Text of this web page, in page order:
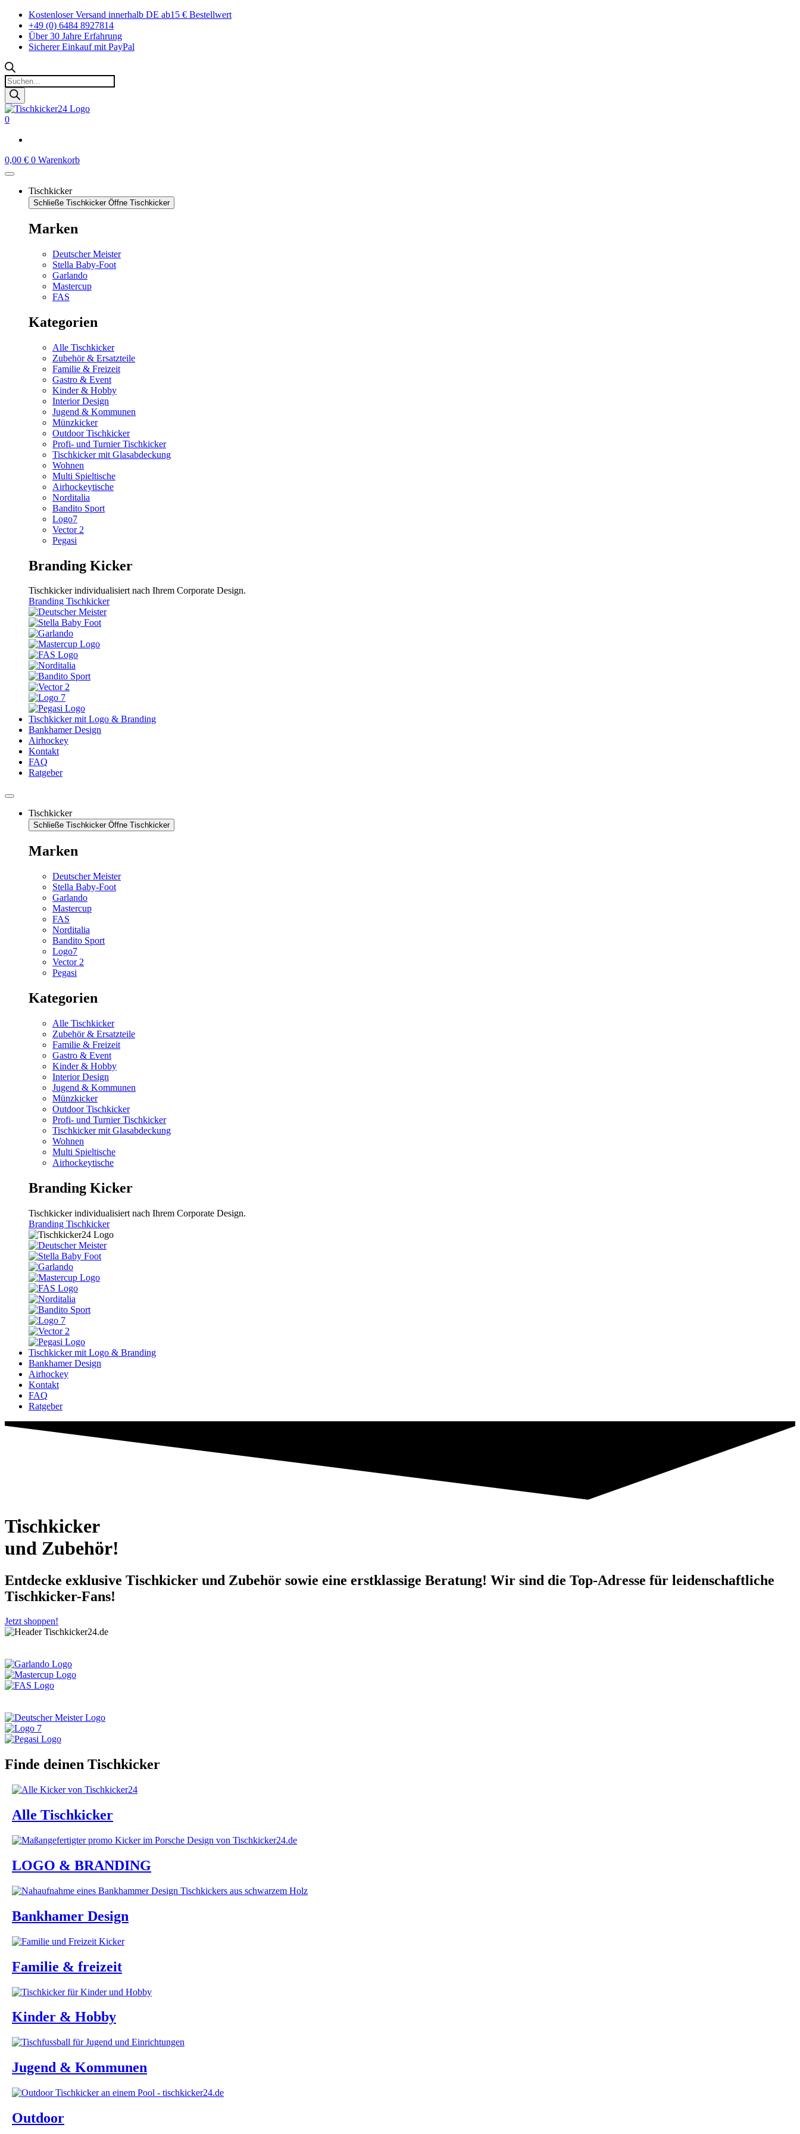
Zum
Inhalt
springen
Kostenloser Versand innerhalb DE ab15 € Bestellwert
+49 (0) 6484 8927814
Über 30 Jahre Erfahrung
Sicherer Einkauf mit PayPal
Products
search
0
0,00 € 0 Warenkorb
Tischkicker
Schließe Tischkicker Öffne Tischkicker
Marken
Deutscher Meister
Stella Baby-Foot
Garlando
Mastercup
FAS
Kategorien
Alle Tischkicker
Zubehör & Ersatzteile
Familie & Freizeit
Gastro & Event
Kinder & Hobby
Interior Design
Jugend & Kommunen
Münzkicker
Outdoor Tischkicker
Profi- und Turnier Tischkicker
Tischkicker mit Glasabdeckung
Wohnen
Multi Spieltische
Airhockeytische
Norditalia
Bandito Sport
Logo7
Vector 2
Pegasi
Branding Kicker
Tischkicker individualisiert nach Ihrem Corporate Design.
Branding Tischkicker
Tischkicker mit Logo & Branding
Bankhamer Design
Airhockey
Kontakt
FAQ
Ratgeber
Tischkicker
Schließe Tischkicker Öffne Tischkicker
Marken
Deutscher Meister
Stella Baby-Foot
Garlando
Mastercup
FAS
Norditalia
Bandito Sport
Logo7
Vector 2
Pegasi
Kategorien
Alle Tischkicker
Zubehör & Ersatzteile
Familie & Freizeit
Gastro & Event
Kinder & Hobby
Interior Design
Jugend & Kommunen
Münzkicker
Outdoor Tischkicker
Profi- und Turnier Tischkicker
Tischkicker mit Glasabdeckung
Wohnen
Multi Spieltische
Airhockeytische
Branding Kicker
Tischkicker individualisiert nach Ihrem Corporate Design.
Branding Tischkicker
Tischkicker mit Logo & Branding
Bankhamer Design
Airhockey
Kontakt
FAQ
Ratgeber
Tischkicker
und Zubehör!
Entdecke exklusive Tischkicker und Zubehör sowie eine erstklassige Beratung! Wir sind die Top-Adresse für leidenschaftliche
Tischkicker-Fans!
Jetzt shoppen!
Finde deinen Tischkicker
Alle Tischkicker
LOGO & BRANDING
Bankhamer Design
Familie & freizeit
Kinder & Hobby
Jugend & Kommunen
Outdoor